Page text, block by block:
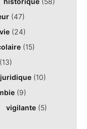
(47)
(24)
(15)
(13)
juridique (10)
(9)
vigilante (5)